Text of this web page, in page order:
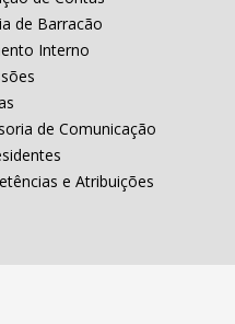
de Barracão
Interno
de Comunicação
e Atribuições